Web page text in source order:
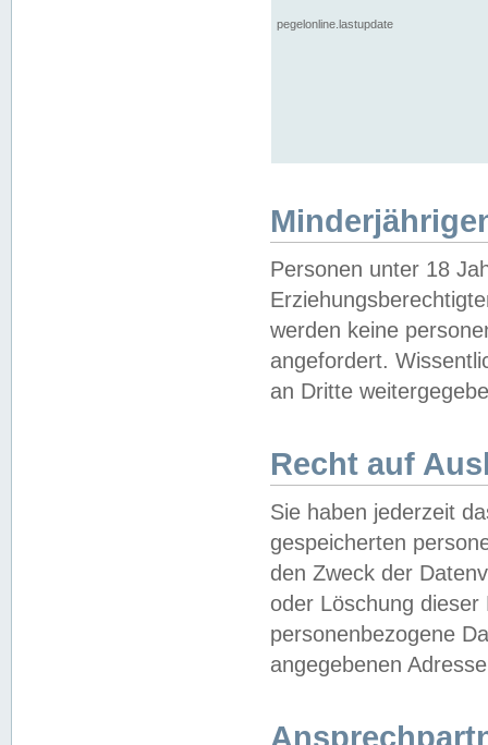
pegelonline.lastupdate
Personen unter 18
werden keine
angefordert.
an Dritte
Recht auf
Sie haben jederzeit
gespeicherten
den Zweck der
oder Löschung
personenbezogene
angegebenen